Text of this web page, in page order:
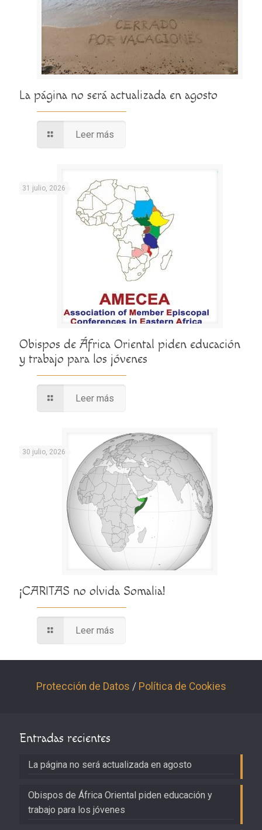
La página no será actualizada en agosto
Leer más
31 julio, 2026
Obispos de África Oriental piden educación
y trabajo para los jóvenes
Leer más
30 julio, 2026
¡CARITAS no olvida Somalia!
Leer más
Protección de Datos / Política de Cookies
Entradas recientes
La página no será actualizada en agosto
Obispos de África Oriental piden educación y
trabajo para los jóvenes